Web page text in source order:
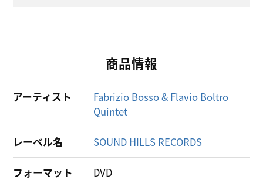
商品情報
アーティスト
Fabrizio Bosso & Flavio Boltro
Quintet
レーベル名 SOUND HILLS RECORDS
フォーマット DVD